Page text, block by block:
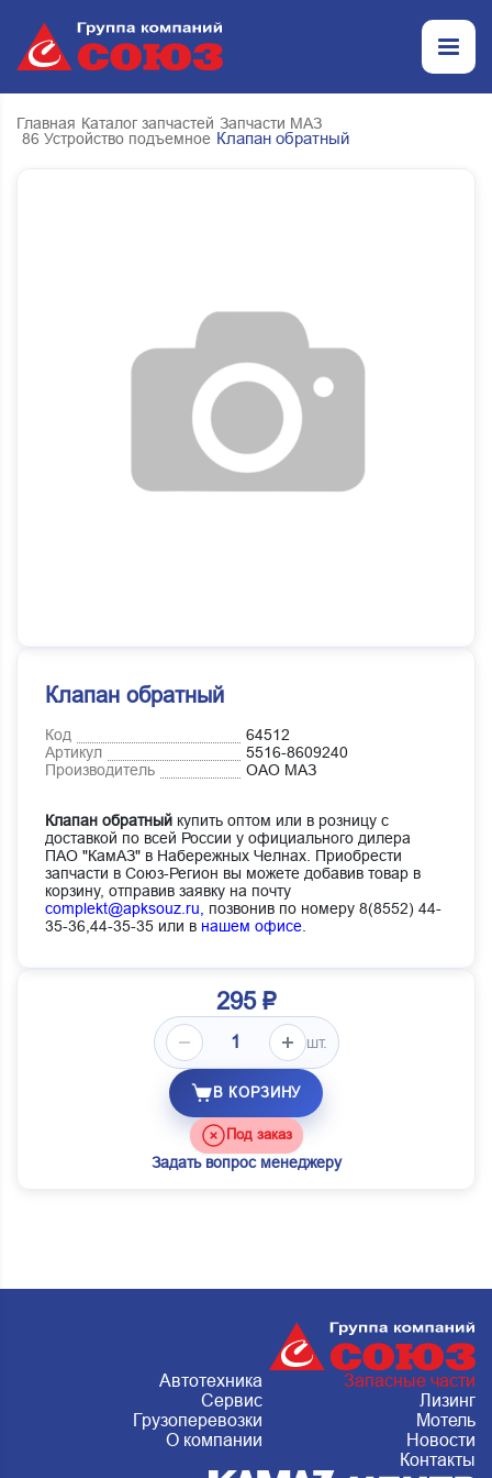
Главная Каталог запчастей Запчасти МАЗ
86 Устройство подъемное Клапан обратный
Клапан обратный
Код
64512
Артикул
5516-8609240
Производитель
ОАО МАЗ
Клапан обратный купить оптом или в розницу с
доставкой по всей России у официального дилера
ПАО "КамАЗ" в Набережных Челнах. Приобрести
запчасти в Союз-Регион вы можете добавив товар в
корзину, отправив заявку на почту
complekt@apksouz.ru,
позвонив по номеру 8(8552) 44-
35-36,44-35-35 или в нашем офисе
295 ₽
шт.
В КОРЗИНУ
Под заказ
Задать вопрос менеджеру
Автотехника
Запасные части
Сервис
Лизинг
Грузоперевозки
Мотель
О компании
Новости
Контакты